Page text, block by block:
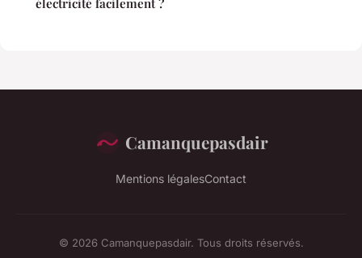
électricité facilement ?
Camanquepasdair
Mentions légalesContact
© 2026 Camanquepasdair. Tous droits réservés.